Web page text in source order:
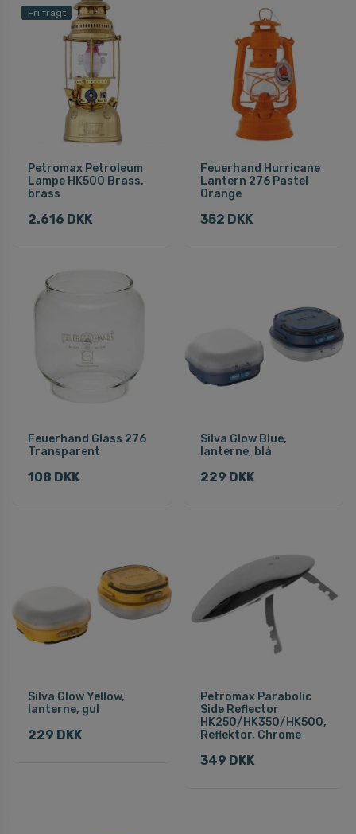
Fri fragt
Petromax Petroleum
Lampe HK500 Brass,
brass
2.616 DKK
Feuerhand Hurricane
Lantern 276 Pastel
Orange
352 DKK
Feuerhand Glass 276
Transparent
108 DKK
Silva Glow Blue,
lanterne, blå
229 DKK
Silva Glow Yellow,
lanterne, gul
229 DKK
Petromax Parabolic
Side Reflector
HK250/HK350/HK500,
Reflektor, Chrome
349 DKK